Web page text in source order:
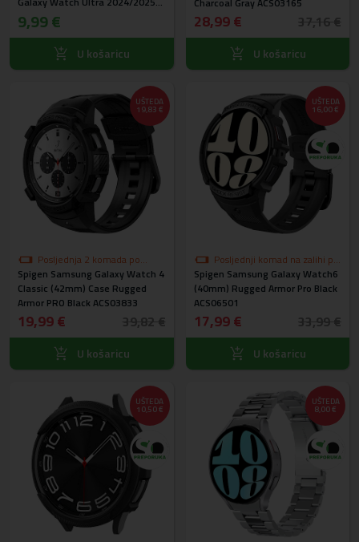
(47mm) - 2kom
9,99 €
U košaricu
28,99 €
U košaricu
UŠTEDA
19,83 €
Posljednja 2 komada po
akcijskoj cijeni
Spigen Samsung Galaxy Watch 4
Classic (42mm) Case Rugged
Armor PRO Black ACS03833
19,99 €
U košaricu
UŠTEDA
16,00 €
Posljednji komad na zalihi po
akcijskoj cijeni
Spigen Samsung Galaxy Watch6
(40mm) Rugged Armor Pro Black
ACS06501
17,99 €
U košaricu
UŠTEDA
10,50 €
UŠTEDA
8,00 €